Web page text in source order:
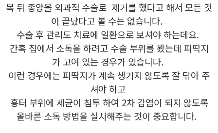
목 뒤 종양을 외과적 수술로 제거를 했다고 해서 모든 것
이 끝났다고 볼 수는 없습니다.
수술 후 관리도 치료에 일환으로 보셔야 하는데요.
간혹 집에서 소독을 하려고 수술 부위를 봤는데 피딱지
가 고여 있는 경우가 있습니다.
이런 경우에는 피딱지가 계속 생기지 않도록 잘 닦아 주
셔야 하고
흉터 부위에 세균이 침투 하여 2차 감염이 되지 않도록
올바른 소독 방법을 실시해주는 것이 중요합니다.